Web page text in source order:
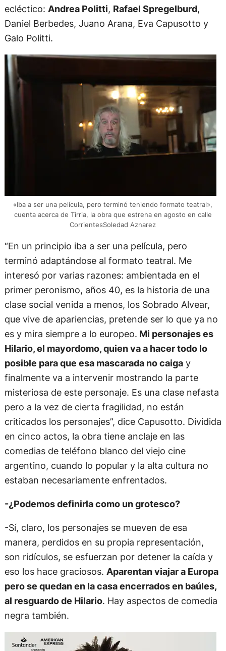
ecléctico: Andrea Politti, Rafael Spregelburd,
Daniel Berbedes, Juano Arana, Eva Capusotto y
Galo Politti.
«Iba a ser una película, pero terminó teniendo formato teatral»,
cuenta acerca de Tirria, la obra que estrena en agosto en calle
CorrientesSoledad Aznarez
“En un principio iba a ser una película, pero
terminó adaptándose al formato teatral. Me
interesó por varias razones: ambientada en el
primer peronismo, años 40, es la historia de una
clase social venida a menos, los Sobrado Alvear,
que vive de apariencias, pretende ser lo que ya no
es y mira siempre a lo europeo. Mi personajes es
Hilario, el mayordomo, quien va a hacer todo lo
posible para que esa mascarada no caigay
finalmente va a intervenir mostrando la parte
misteriosa de este personaje. Es una clase nefasta
pero a la vez de cierta fragilidad, no están
criticados los personajes”, dice Capusotto. Dividida
en cinco actos, la obra tiene anclaje en las
comedias de teléfono blanco del viejo cine
argentino, cuando lo popular y la alta cultura no
estaban necesariamente enfrentados.
-¿Podemos definirla como un grotesco?
-Sí, claro, los personajes se mueven de esa
manera, perdidos en su propia representación,
son ridículos, se esfuerzan por detener la caída y
eso los hace graciosos. Aparentan viajar a Europa
pero se quedan en la casa encerrados en baúles,
al resguardo de Hilario. Hay aspectos de comedia
negra también.